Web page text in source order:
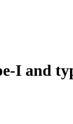
I and